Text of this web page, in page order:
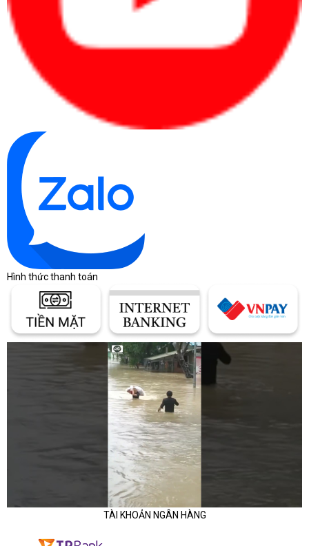
Hình thức thanh toán
TÀI KHOẢN NGÂN HÀNG